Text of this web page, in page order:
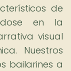
de
en la
visual
Nuestros
bailarines a